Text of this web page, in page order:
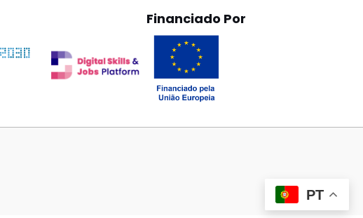
Financiado Por
PT